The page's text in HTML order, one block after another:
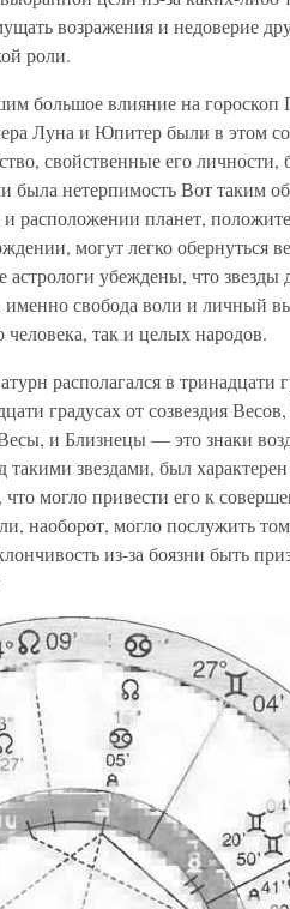
возражения и недоверие
роли.
большое влияние на гороскоп
Луна и Юпитер были в этом
свойственные его
была нетерпимость Вот таким
расположении планет,
могут легко обернуться
убеждены, что звезды
свобода воли и личный
человека, так и целых народов.
располагался в тринадцати
градусах от созвездия
и Близнецы — это знаки
такими звездами, был
могло привести его к
наоборот, могло послужить
из-за боязни быть